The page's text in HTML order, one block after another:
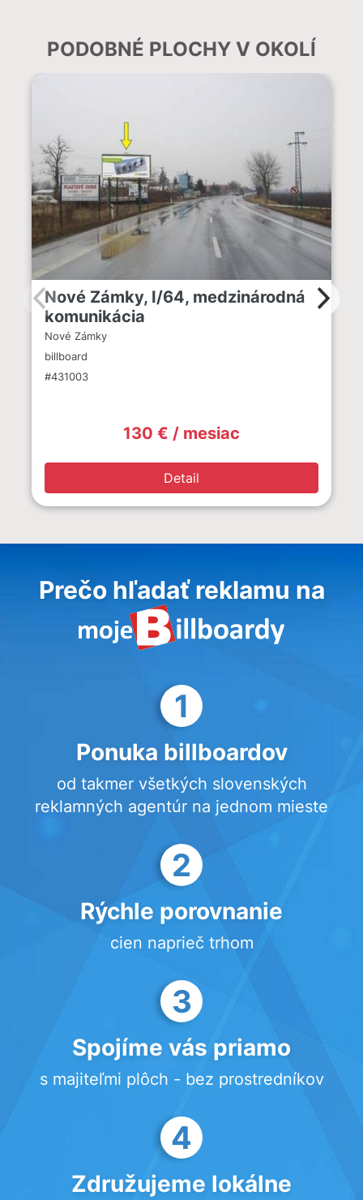
PODOBNÉ PLOCHY V OKOLÍ
Nové Zámky, I/64, medzinárodná
komunikácia
Nové Zámky
billboard
#431003
130 € / mesiac
Detail
Prečo hľadať reklamu na
1
Ponuka billboardov
od takmer všetkých slovenských
reklamných agentúr na jednom mieste
2
Rýchle porovnanie
cien naprieč trhom
3
Spojíme vás priamo
s majiteľmi plôch - bez prostredníkov
4
Združujeme lokálne